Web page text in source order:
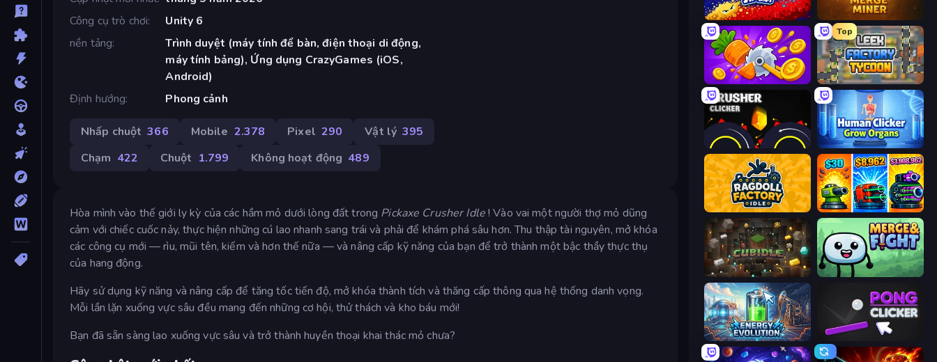
Công cụ trò chơi
Unity 6
nền tảng
Trình duyệt (máy tính để bàn, điện thoại di động,
máy tính bảng), Ứng dụng CrazyGames (iOS,
Android)
Định hướng
Phong cảnh
Nhấp chuột 366 Mobile 2.378 Pixel 290 Vật lý 395
Chạm 422 Chuột 1.799 Không hoạt động 489
Hòa mình vào thế giới ly kỳ của các hầm mỏ dưới lòng đất trong Pickaxe Crusher Idle! Vào vai một người thợ mỏ dũng
cảm với chiếc cuốc nảy, thực hiện những cú lao nhanh sang trái và phải để khám phá sâu hơn. Thu thập tài nguyên, mở khóa
các công cụ mới — rìu, mũi tên, kiếm và hơn thế nữa — và nâng cấp kỹ năng của bạn để trở thành một bậc thầy thực thụ
của hang động.
Hãy sử dụng kỹ năng và nâng cấp để tăng tốc tiến độ, mở khóa thành tích và thăng cấp thông qua hệ thống danh vọng.
Mỗi lần lặn xuống vực sâu đều mang đến những cơ hội, thử thách và kho báu mới!
Bạn đã sẵn sàng lao xuống vực sâu và trở thành huyền thoại khai thác mỏ chưa?
Liquid Swarm Merge Miner
Farm Ring Idle
Top
Leek Factory Tycoon
Crusher Clicker Human Clicker: Grow Organs
Ragdoll Factory Idle Pumpkin Defense: Merge Cannon
Cubidle Merge & Fight
Energy Evolution Pong Clicker